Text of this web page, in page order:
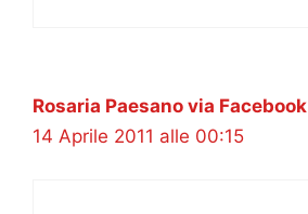
Rosaria Paesano via Facebook
14 Aprile 2011 alle 00:15